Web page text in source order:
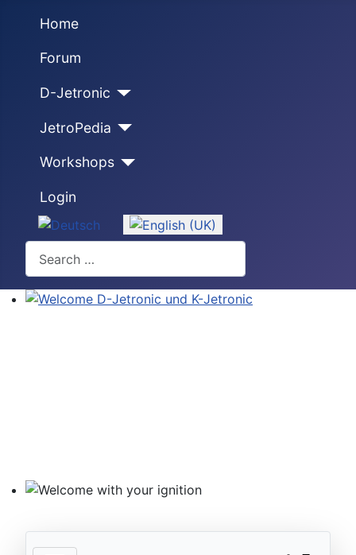
Home
Forum
D-Jetronic
JetroPedia
Workshops
Login
Select your language